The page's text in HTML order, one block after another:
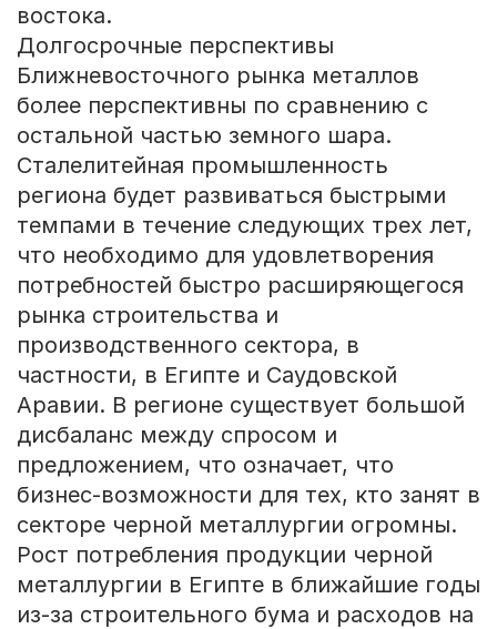
востока.
Долгосрочные перспективы
Ближневосточного рынка металлов
более перспективны по сравнению с
остальной частью земного шара.
Сталелитейная промышленность
региона будет развиваться быстрыми
темпами в течение следующих трех лет,
что необходимо для удовлетворения
потребностей быстро расширяющегося
рынка строительства и
производственного сектора, в
частности, в Египте и Саудовской
Аравии. В регионе существует большой
дисбаланс между спросом и
предложением, что означает, что
бизнес-возможности для тех, кто занят в
секторе черной металлургии огромны.
Рост потребления продукции черной
металлургии в Египте в ближайшие годы
из-за строительного бума и расходов на